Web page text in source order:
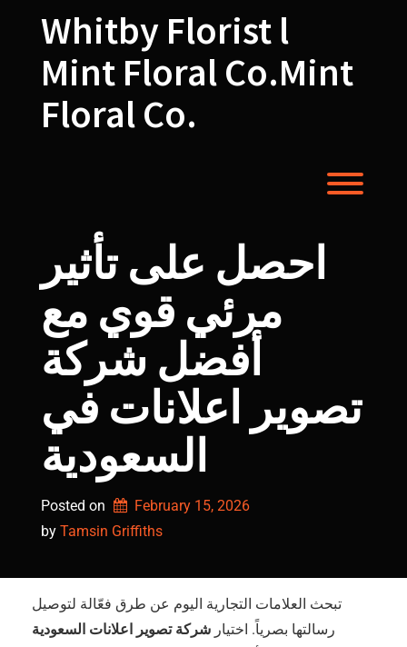
Whitby Florist l
Mint Floral Co.Mint
Floral Co.
احصل على تأثير
مرئي قوي مع
أفضل شركة
تصوير اعلانات في
السعودية
Posted on
February 15, 2026
by Tamsin Griffiths
تبحث العلامات التجارية اليوم عن طرق فعّالة لتوصيل
رسالتها بصرياً. اختيار شركة تصوير اعلانات السعودية